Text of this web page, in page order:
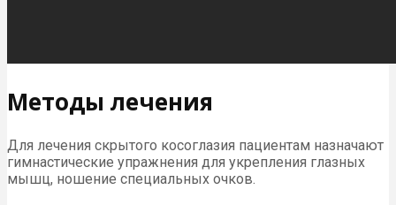
Методы лечения
Для лечения скрытого косоглазия пациентам назначают
гимнастические упражнения для укрепления глазных
мышц, ношение специальных очков.